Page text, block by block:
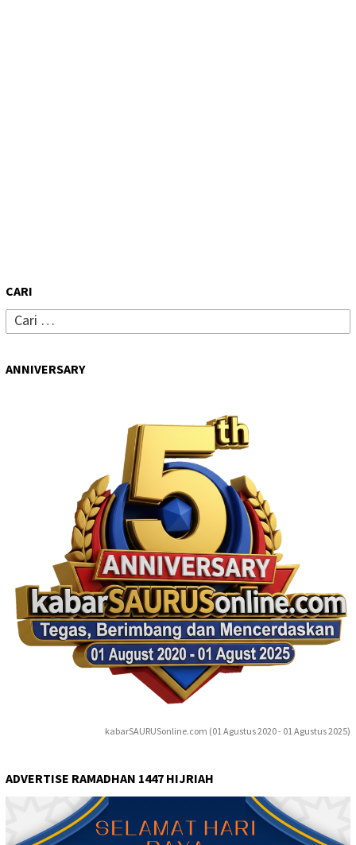
CARI
Cari
untuk:
ANNIVERSARY
kabarSAURUSonline.com (01 Agustus 2020 - 01 Agustus 2025)
ADVERTISE RAMADHAN 1447 HIJRIAH